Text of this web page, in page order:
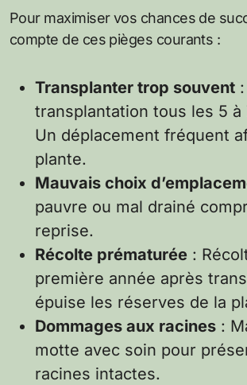
Pour maximiser vos chances de
compte de ces pièges courants :
Transplanter trop souvent
transplantation tous les 5 à
Un déplacement fréquent
plante.
Mauvais choix
pauvre ou mal drainé
reprise.
Récolte prématurée :
première année après
épuise les réserves de la
Dommages aux racines :
motte avec soin pour
racines intactes.